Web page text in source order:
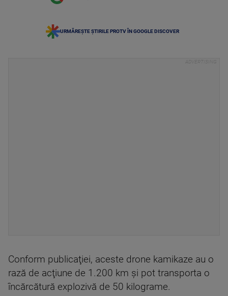
URMĂREȘTE ȘTIRILE PROTV ÎN GOOGLE DISCOVER
Conform publicaţiei, aceste drone kamikaze au o
rază de acţiune de 1.200 km şi pot transporta o
încărcătură explozivă de 50 kilograme.